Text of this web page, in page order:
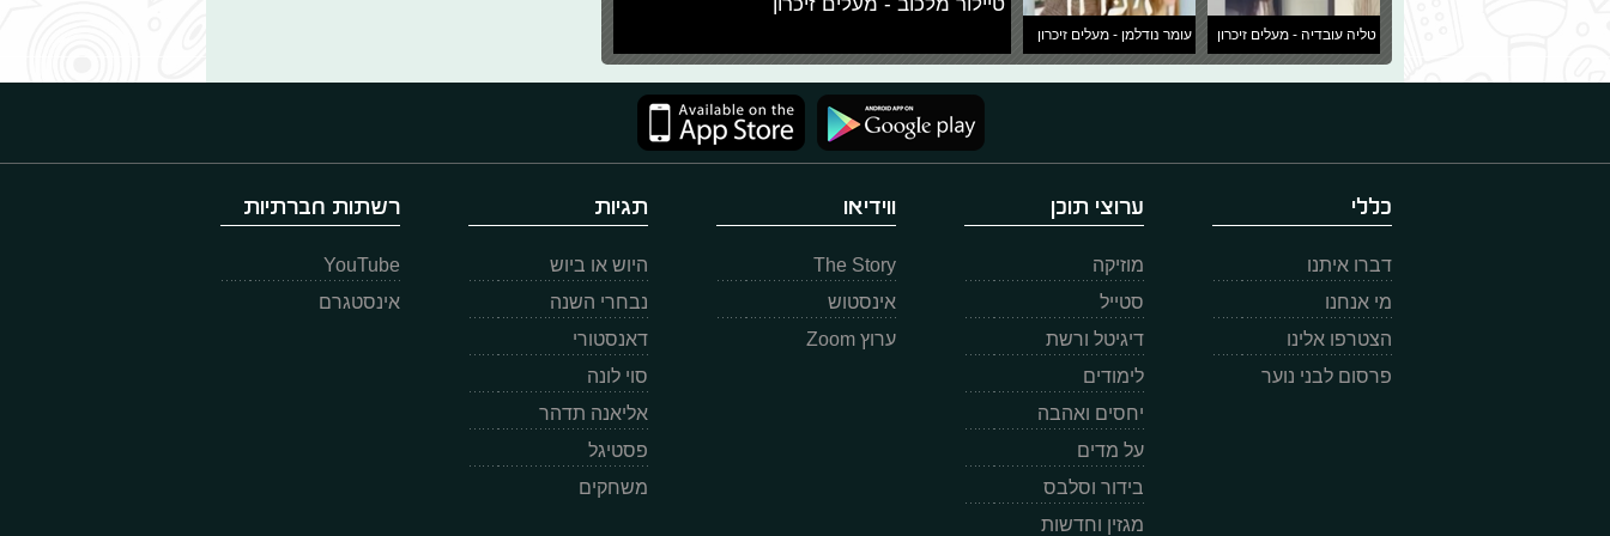
טליה עובדיה - מעלים זיכרון עומר נודלמן - מעלים זיכרון
טיילור מלכוב - מעלים זיכרון
כללי
דברו איתנו
מי אנחנו
הצטרפו אלינו
פרסום לבני נוער
ערוצי תוכן
מוזיקה
סטייל
דיגיטל ורשת
לימודים
יחסים ואהבה
על מדים
בידור וסלבס
מגזין וחדשות
ווידיאו
The Story
אינסטוש
ערוץ Zoom
תגיות
היוש או ביוש
נבחרי השנה
דאנסטורי
סוי לונה
אליאנה תדהר
פסטיגל
משחקים
רשתות חברתיות
YouTube
אינסטגרם